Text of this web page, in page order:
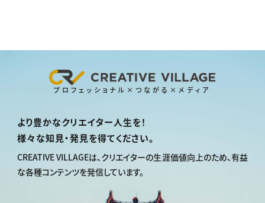
プロフェッショナル×つながる×メディア
より豊かなクリエイター人生を！
様々な知見・発見を得てください。
CREATIVE VILLAGEは、クリエイターの生涯価値向上のため、有益
な各種コンテンツを発信しています。